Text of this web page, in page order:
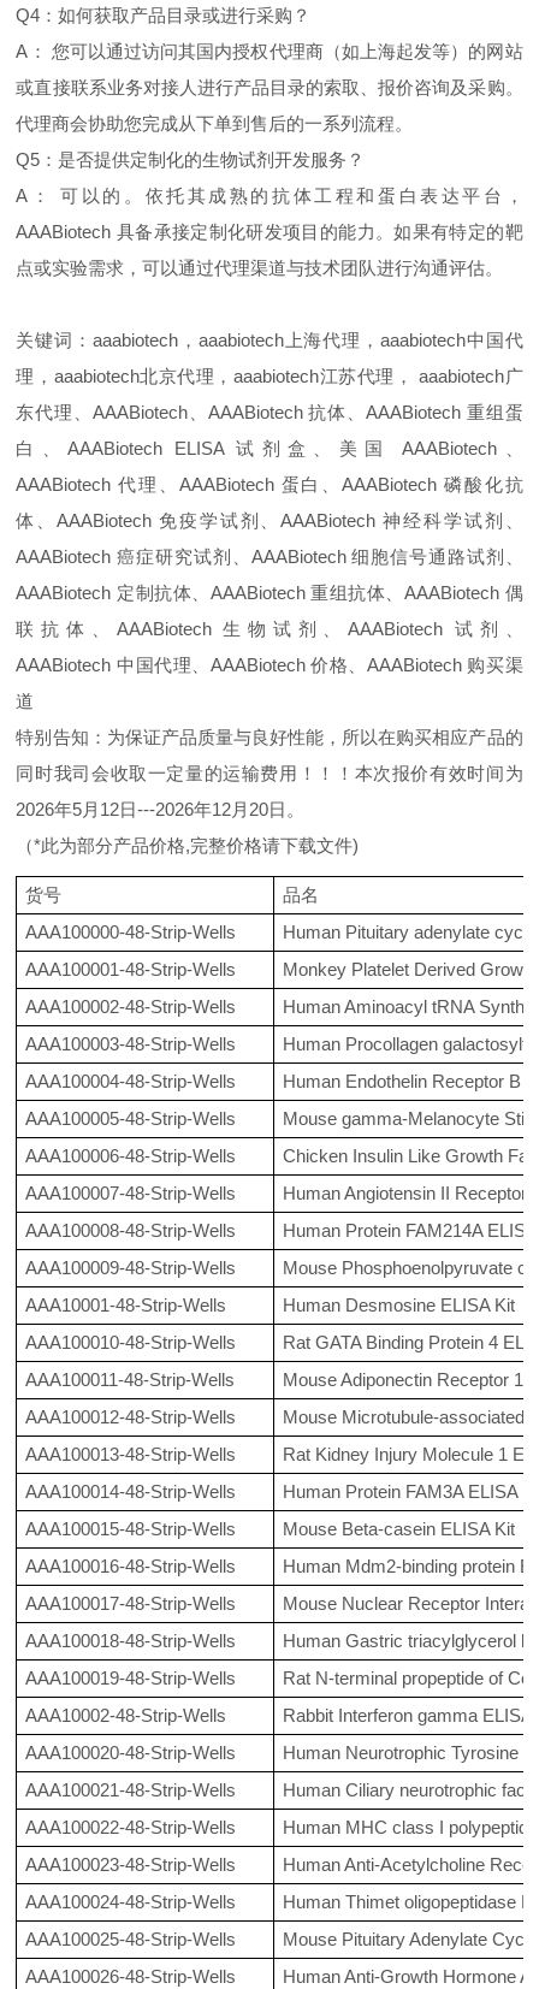
Q4：如何获取产品目录或进行采购？
A： 您可以通过访问其国内授权代理商（如上海起发等）的网站
或直接联系业务对接人进行产品目录的索取、报价咨询及采购。
代理商会协助您完成从下单到售后的一系列流程。
Q5：是否提供定制化的生物试剂开发服务？
A： 可以的。依托其成熟的抗体工程和蛋白表达平台，
AAABiotech 具备承接定制化研发项目的能力。如果有特定的靶
点或实验需求，可以通过代理渠道与技术团队进行沟通评估。
关键词：aaabiotech，aaabiotech上海代理，aaabiotech中国代
理，aaabiotech北京代理，aaabiotech江苏代理， aaabiotech广
东代理、AAABiotech、AAABiotech 抗体、AAABiotech 重组蛋
白、AAABiotech ELISA 试剂盒、美国 AAABiotech、
AAABiotech 代理、AAABiotech 蛋白、AAABiotech 磷酸化抗
体、AAABiotech 免疫学试剂、AAABiotech 神经科学试剂、
AAABiotech 癌症研究试剂、AAABiotech 细胞信号通路试剂、
AAABiotech 定制抗体、AAABiotech 重组抗体、AAABiotech 偶
联抗体、AAABiotech 生物试剂、AAABiotech 试剂、
AAABiotech 中国代理、AAABiotech 价格、AAABiotech 购买渠
道
特别告知：为保证产品质量与良好性能，所以在购买相应产品的
同时我司会收取一定量的运输费用！！！本次报价有效时间为
2026年5月12日---2026年12月20日。
（*此为部分产品价格,完整价格请下载文件)
货号
品名
AAA100000-48-Strip-Wells
Human Pituitary adenylate
AAA100001-48-Strip-Wells
Monkey Platelet Derived
AAA100002-48-Strip-Wells
Human Aminoacyl tRNA
AAA100003-48-Strip-Wells
Human Procollagen
AAA100004-48-Strip-Wells
Human Endothelin Receptor B
AAA100005-48-Strip-Wells
Mouse gamma-Melanocyte
AAA100006-48-Strip-Wells
Chicken Insulin Like Growth
AAA100007-48-Strip-Wells
Human Angiotensin II Receptor
AAA100008-48-Strip-Wells
Human Protein FAM214A
AAA100009-48-Strip-Wells
Mouse Phosphoenolpyruvate
AAA10001-48-Strip-Wells
Human Desmosine ELISA Kit
AAA100010-48-Strip-Wells
Rat GATA Binding Protein 4
AAA100011-48-Strip-Wells
Mouse Adiponectin Receptor 1
AAA100012-48-Strip-Wells
Mouse Microtubule-associated
AAA100013-48-Strip-Wells
Rat Kidney Injury Molecule 1
AAA100014-48-Strip-Wells
Human Protein FAM3A ELISA
AAA100015-48-Strip-Wells
Mouse Beta-casein ELISA Kit
AAA100016-48-Strip-Wells
Human Mdm2-binding protein
AAA100017-48-Strip-Wells
Mouse Nuclear Receptor
AAA100018-48-Strip-Wells
Human Gastric triacylglycerol
AAA100019-48-Strip-Wells
Rat N-terminal propeptide of
AAA10002-48-Strip-Wells
Rabbit Interferon gamma ELISA
AAA100020-48-Strip-Wells
Human Neurotrophic Tyrosine
AAA100021-48-Strip-Wells
Human Ciliary neurotrophic
AAA100022-48-Strip-Wells
Human MHC class I
AAA100023-48-Strip-Wells
Human Anti-Acetylcholine
AAA100024-48-Strip-Wells
Human Thimet oligopeptidase
AAA100025-48-Strip-Wells
Mouse Pituitary Adenylate
AAA100026-48-Strip-Wells
Human Anti-Growth Hormone